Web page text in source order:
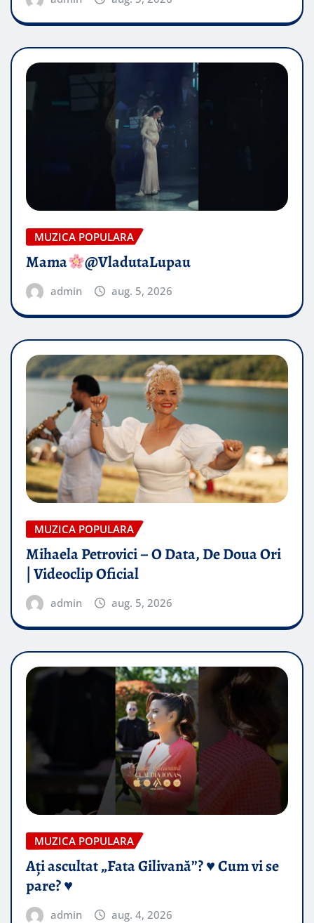
MUZICA POPULARA
Mama @VladutaLupau
admin aug. 5, 2026
MUZICA POPULARA
Mihaela Petrovici – O Data, De Doua Ori
| Videoclip Oficial
admin aug. 5, 2026
MUZICA POPULARA
Ați ascultat „Fata Gilivană”? ♥️ Cum vi se
pare? ♥️
admin aug. 4, 2026